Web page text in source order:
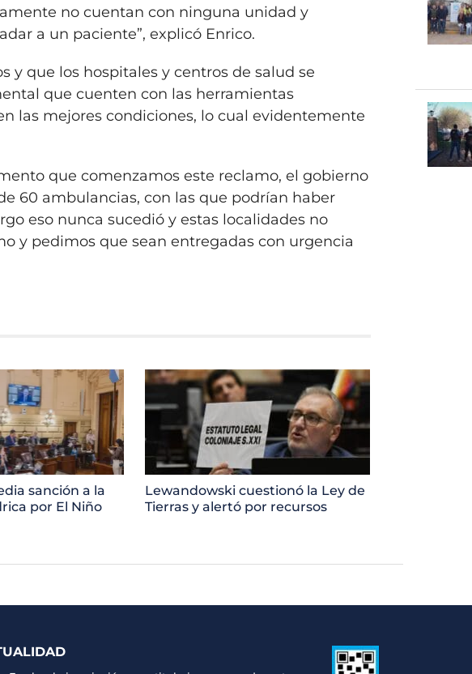
no cuentan con ninguna unidad y
a un paciente”, explicó Enrico.
y que los hospitales y centros de salud se
que cuenten con las herramientas
las mejores condiciones, lo cual evidentemente
que comenzamos este reclamo, el gobierno
60 ambulancias, con las que podrían haber
eso nunca sucedió y estas localidades no
y pedimos que sean entregadas con urgencia
sanción a la
por El Niño
Lewandowski cuestionó la Ley de
Tierras y alertó por recursos